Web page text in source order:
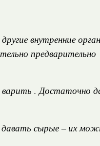
внутренние
предварительно
. Достаточно
давать сырые – их